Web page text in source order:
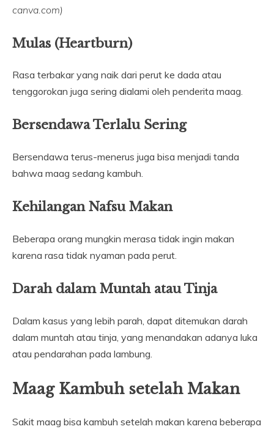
canva.com)
Mulas (Heartburn)
Rasa terbakar yang naik dari perut ke dada atau
tenggorokan juga sering dialami oleh penderita maag.
Bersendawa Terlalu Sering
Bersendawa terus-menerus juga bisa menjadi tanda
bahwa maag sedang kambuh.
Kehilangan Nafsu Makan
Beberapa orang mungkin merasa tidak ingin makan
karena rasa tidak nyaman pada perut.
Darah dalam Muntah atau Tinja
Dalam kasus yang lebih parah, dapat ditemukan darah
dalam muntah atau tinja, yang menandakan adanya luka
atau pendarahan pada lambung.
Maag Kambuh setelah Makan
Sakit maag bisa kambuh setelah makan karena beberapa